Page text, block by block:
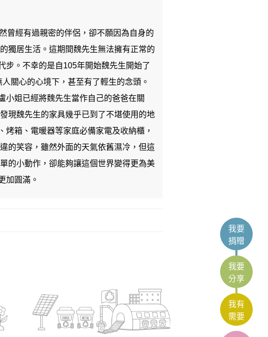
曾經有過親密的伴侶，卻不願因為自身的
獨居生活。這期間魏先生無法擁有正常的
步。不幸的是自105年開始魏先生開始了
關心的心境下，甚至有了輕生的念頭。
小姐已經將魏先生當作自己的爸爸在關
現魏先生的家具幾乎已到了不堪使用的地
箱、電暖器等家庭必備家電及收納櫃，
的笑容，雖然外面的天氣依舊濕冷，但這
的小動作，卻能夠讓這個世界變得更為美
加圓滿。
我要
捐贈
我要
分享
我有
需要